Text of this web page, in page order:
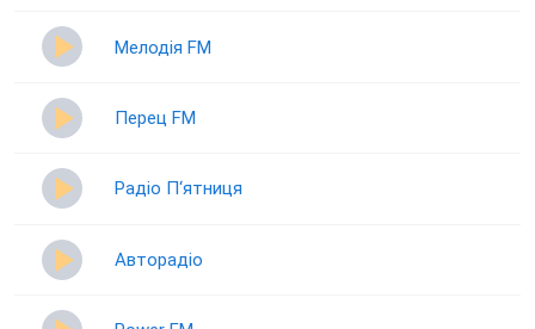
Мелодія FM
Перец FM
Радіо П‘ятниця
Авторадіо